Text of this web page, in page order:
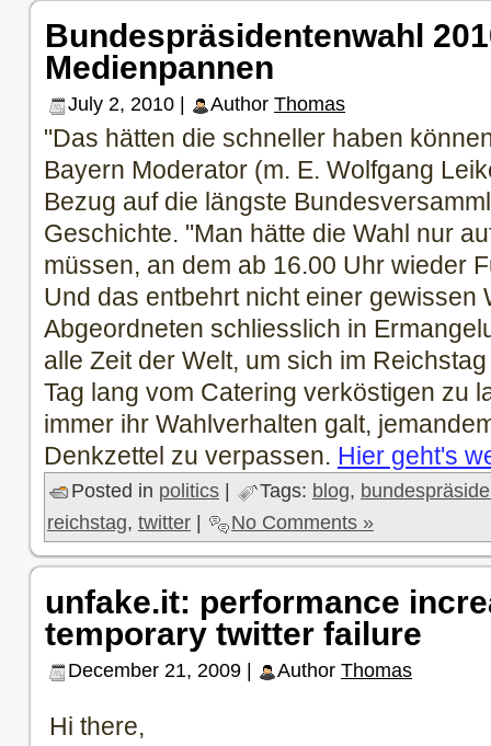
Bundespräsidentenwahl
Medienpannen
July 2, 2010 | Author Thomas
"Das hätten die schneller haben
Bayern Moderator (m. E. Wolfgang
Bezug auf die längste
Geschichte. "Man hätte die Wahl nur
müssen, an dem ab 16.00 Uhr wieder
Und das entbehrt nicht einer gewissen
Abgeordneten schliesslich in
alle Zeit der Welt, um sich im
Tag lang vom Catering verköstigen zu
immer ihr Wahlverhalten galt,
Denkzettel zu verpassen. Hier geht's
Posted in politics Tags: blog,
reichstag, twitter No Comments »
unfake.it: performance
temporary twitter failure
December 21, 2009 | Author Thomas
Hi there,